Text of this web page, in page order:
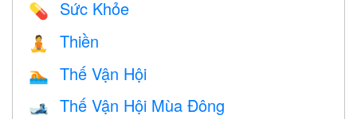
💊 Sức Khỏe
🧘 Thiền
🏊 Thế Vận Hội
🎿 Thế Vận Hội Mùa Đông